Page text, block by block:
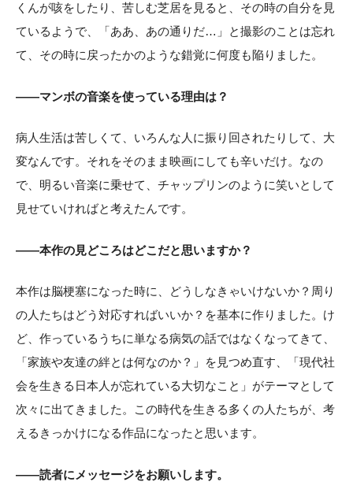
くんが咳をしたり、苦しむ芝居を見ると、その時の自分を見
ているようで、「ああ、あの通りだ…」と撮影のことは忘れ
て、その時に戻ったかのような錯覚に何度も陥りました。
——マンボの音楽を使っている理由は？
病人生活は苦しくて、いろんな人に振り回されたりして、大
変なんです。それをそのまま映画にしても辛いだけ。なの
で、明るい音楽に乗せて、チャップリンのように笑いとして
見せていければと考えたんです。
——本作の見どころはどこだと思いますか？
本作は脳梗塞になった時に、どうしなきゃいけないか？周り
の人たちはどう対応すればいいか？を基本に作りました。け
ど、作っているうちに単なる病気の話ではなくなってきて、
「家族や友達の絆とは何なのか？」を見つめ直す、「現代社
会を生きる日本人が忘れている大切なこと」がテーマとして
次々に出てきました。この時代を生きる多くの人たちが、考
えるきっかけになる作品になったと思います。
——読者にメッセージをお願いします。